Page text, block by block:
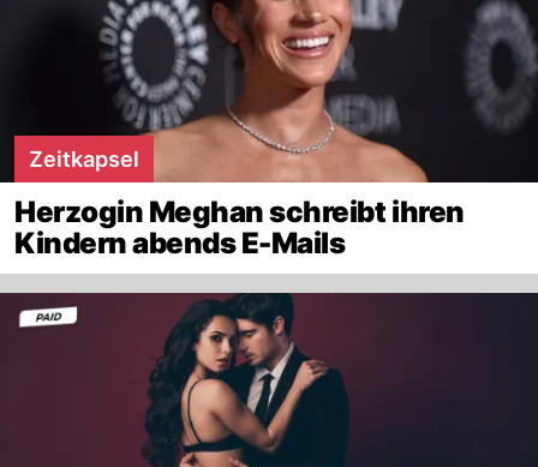
Zeitkapsel
Herzogin Meghan schreibt ihren
Kindern abends E-Mails